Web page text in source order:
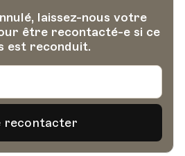
laissez-nous votre
être recontacté-e si ce
est reconduit.